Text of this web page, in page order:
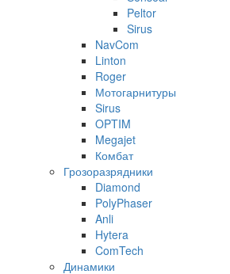
Peltor
Sirus
NavCom
Linton
Roger
Мотогарнитуры
Sirus
OPTIM
Megajet
Комбат
Грозоразрядники
Diamond
PolyPhaser
Anli
Hytera
ComTech
Динамики